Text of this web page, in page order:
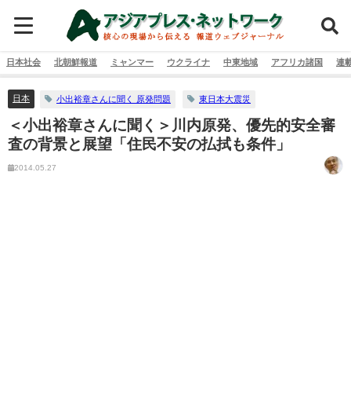
日本社会 北朝鮮報道 ミャンマー ウクライナ 中東地域 アフリカ諸国 連
日本 小出裕章さんに聞く 原発問題 東日本大震災
＜小出裕章さんに聞く＞川内原発、優先的安全審
査の背景と展望「住民不安の払拭も条件」
2014.05.27